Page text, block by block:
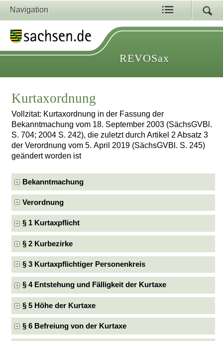
Navigation
REVOSax
Kurtaxordnung
Vollzitat: Kurtaxordnung in der Fassung der
Bekanntmachung vom 18. September 2003 (SächsGVBl.
S. 704; 2004 S. 242), die zuletzt durch Artikel 2 Absatz 3
der Verordnung vom 5. April 2019 (SächsGVBl. S. 245)
geändert worden ist
Bekanntmachung
Verordnung
§ 1 Kurtaxpflicht
§ 2 Kurbezirke
§ 3 Kurtaxpflichtiger Personenkreis
§ 4 Entstehung und Fälligkeit der Kurtaxe
§ 5 Höhe der Kurtaxe
§ 6 Befreiung von der Kurtaxe